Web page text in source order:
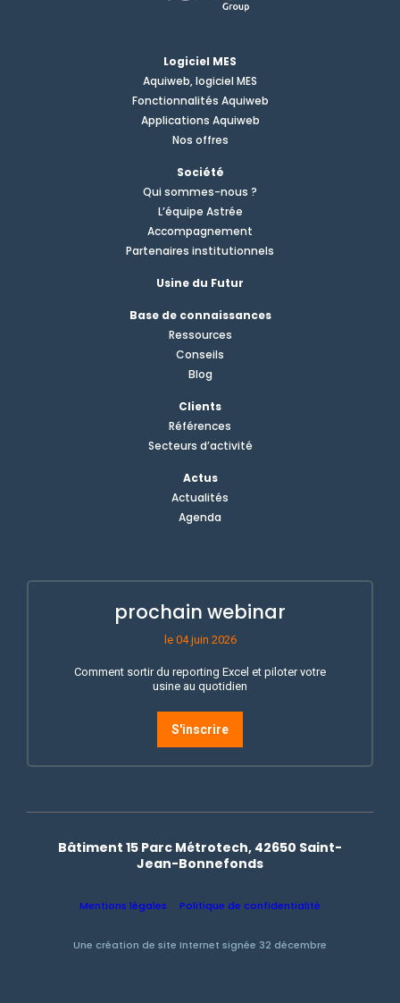
Logiciel MES
Aquiweb, logiciel MES
Fonctionnalités Aquiweb
Applications Aquiweb
Nos offres
Société
Qui sommes-nous ?
L’équipe Astrée
Accompagnement
Partenaires institutionnels
Usine du Futur
Base de connaissances
Ressources
Conseils
Blog
Clients
Références
Secteurs d’activité
Actus
Actualités
Agenda
prochain webinar
le 04 juin 2026
Comment sortir du reporting Excel et piloter votre
usine au quotidien
S'inscrire
Bâtiment 15 Parc Métrotech, 42650 Saint-
Jean-Bonnefonds
Mentions légales Politique de confidentialité
Une création de site Internet signée 32 décembre